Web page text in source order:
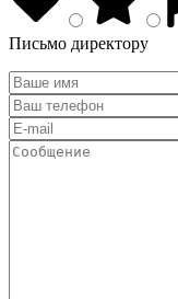
Письмо директору